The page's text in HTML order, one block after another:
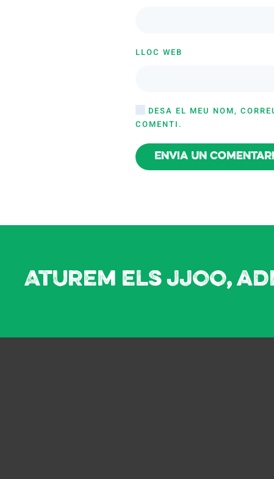
LLOC WEB
DESA EL MEU NOM,
COMENTI.
Envia un comentari
Aturem els JJOO,